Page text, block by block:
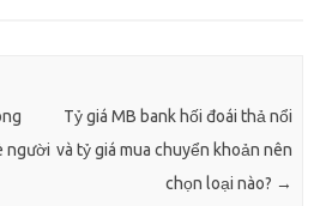
người
Tỷ giá MB bank hối đoái thả nổi
và tỷ giá mua chuyển khoản nên
chọn loại nào? →